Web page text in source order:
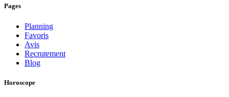
Pages
Planning
Favoris
Avis
Recrutement
Blog
Horoscope